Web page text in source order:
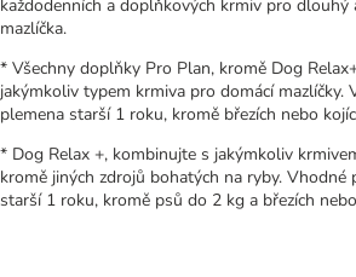
každodenních a doplňkových krmiv pro dlouhý
mazlíčka.
* Všechny doplňky Pro Plan, kromě Dog
jakýmkoliv typem krmiva pro domácí mazlíčky.
plemena starší 1 roku, kromě březích nebo
* Dog Relax +, kombinujte s jakýmkoliv
kromě jiných zdrojů bohatých na ryby. Vhodné
starší 1 roku, kromě psů do 2 kg a březích